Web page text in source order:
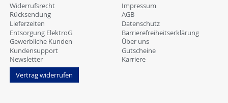
Widerrufsrecht
Rücksendung
Lieferzeiten
Entsorgung ElektroG
Gewerbliche Kunden
Kundensupport
Newsletter
Vertrag widerrufen
Impressum
AGB
Datenschutz
Barrierefreiheitserklärung
Über uns
Gutscheine
Karriere